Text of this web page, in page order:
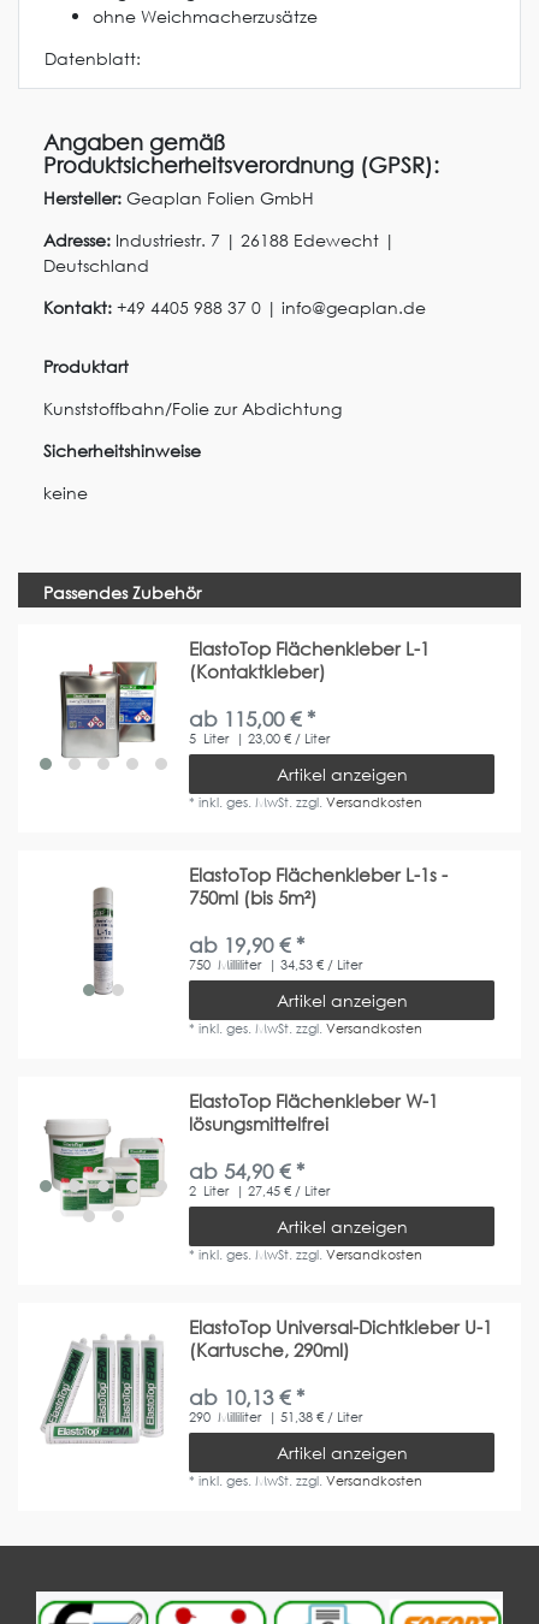
ohne Weichmacherzusätze
Datenblatt:
Angaben gemäß
Produktsicherheitsverordnung (GPSR):
Hersteller: Geaplan Folien GmbH
Adresse: Industriestr. 7 | 26188 Edewecht |
Deutschland
Kontakt: +49 4405 988 37 0 | info@geaplan.de
Produktart
Kunststoffbahn/Folie zur Abdichtung
Sicherheitshinweise
keine
Passendes Zubehör
ElastoTop Flächenkleber L-1
(Kontaktkleber)
ab 115,00 € *
5 Liter | 23,00 € / Liter
Artikel anzeigen
*inkl. ges. MwSt.zzgl.Versandkosten
ElastoTop Flächenkleber L-1s -
750ml (bis 5m²)
ab 19,90 € *
750 Milliliter | 34,53 € / Liter
Artikel anzeigen
*inkl. ges. MwSt.zzgl.Versandkosten
ElastoTop Flächenkleber W-1
lösungsmittelfrei
ab 54,90 € *
2 Liter | 27,45 € / Liter
Artikel anzeigen
*inkl. ges. MwSt.zzgl.Versandkosten
ElastoTop Universal-Dichtkleber U-1
(Kartusche, 290ml)
ab 10,13 € *
290 Milliliter | 51,38 € / Liter
Artikel anzeigen
*inkl. ges. MwSt.zzgl.Versandkosten